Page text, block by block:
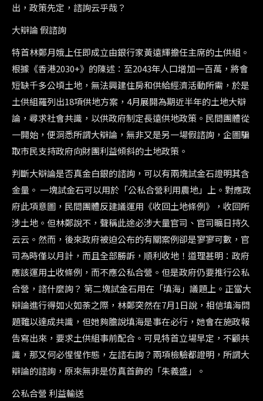
出，政策先定，諮詢云乎哉？
大辯論 假諮詢
特首林鄭月娥上任即成立由銀行家黃遠輝擔任主席的土供組。
根據《香港2030+》的陳述：至2043年人口增加一百萬，將會
短缺千多公頃土地，無法興建住房和供給經濟活動所需，於是
土供組羅列出18項供地方案，4月展開為期近半年的土地大辯
論，尋求社會共識，以供政府制定長遠供地政策。民間團體從
一開始，便洞悉所謂大辯論，無非又是另一場假諮詢，企圖騙
取市民支持政府向財團利益傾斜的土地政策。
判斷大辯論是否真金白銀的諮詢，可以有兩塊試金石證明其含
金量。 一塊試金石可以用於「公私合營利用農地」上。對應政
府此項意圖，民間團體反建議運用《收回土地條例》，收回所
涉土地。但林鄭說不，聲稱此途必涉大量官司、官司曠日持久
云云。然而，後來政府被迫公布的有關案例卻是寥寥可數，官
司為時僅以月計，而且全部勝訴，順利收地！道理甚明：政府
應該運用土收條例，而不應公私合營。但是政府仍要推行公私
合營，諮什麼詢？ 第二塊試金石用在「填海」議題上。正當大
辯論進行得如火如荼之際，林鄭突然在7月1日說，相信填海問
題難以達成共識，但她夠膽說填海是事在必行，她會在施政報
告寫出來，要求土供組事前配合。可見特首立場早定，不顧共
識，那又何必惺惺作態，左諮右詢？兩項檢驗都證明，所謂大
辯論的諮詢，原來無非是仿真首飾的「朱義盛」。
公私合營 利益輸送